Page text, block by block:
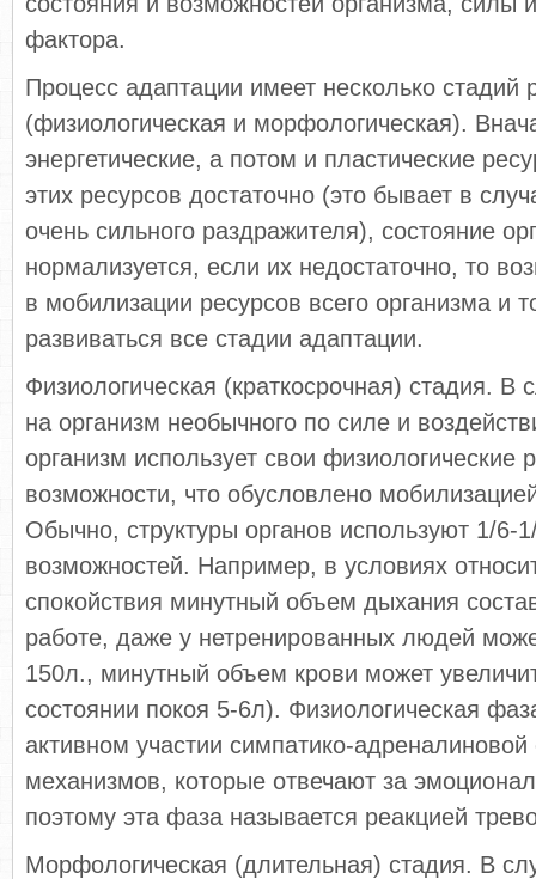
фактора.
Процесс адаптации имеет несколько стадий
(физиологическая и морфологическая).
энергетические, а потом и пластические
этих ресурсов достаточно (это бывает в
очень сильного раздражителя), состояние
нормализуется, если их недостаточно, то
в мобилизации ресурсов всего организма и
развиваться все стадии адаптации.
Физиологическая (краткосрочная) стадия. В
на организм необычного по силе и
организм использует свои физиологические
возможности, что обусловлено
Обычно, структуры органов используют 1/6-
возможностей. Например, в условиях
спокойствия минутный объем дыхания
работе, даже у нетренированных людей
150л., минутный объем крови может
состоянии покоя 5-6л). Физиологическая
активном участии симпатико-
механизмов, которые отвечают за
поэтому эта фаза называется реакцией
Морфологическая (длительная) стадия. В